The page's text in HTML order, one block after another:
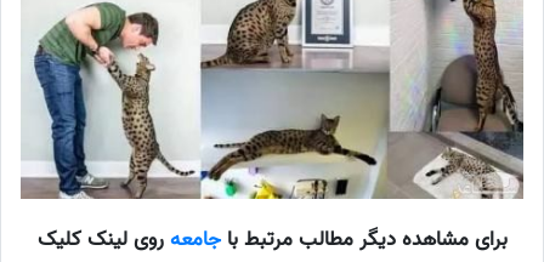
برای مشاهده دیگر مطالب مرتبط با جامعهروی لینک کلیک